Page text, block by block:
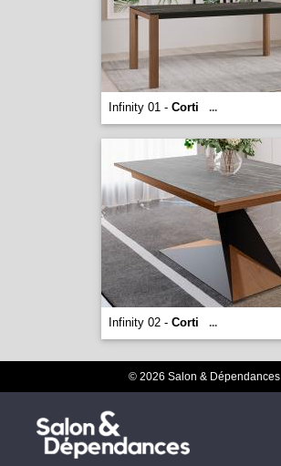
Infinity 01 - Corti ...
Infinity 02 - Corti ...
© 2026 Salon & Dépendances